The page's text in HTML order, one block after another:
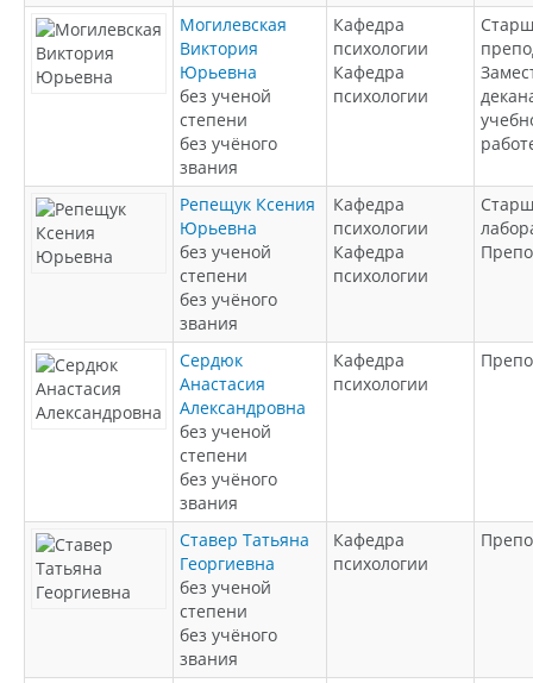
Могилевская
Виктория
Юрьевна
без ученой
степени
без учёного
звания
Кафедра
психологии
Кафедра
психологии
Репещук Ксения
Юрьевна
без ученой
степени
без учёного
звания
Кафедра
психологии
Кафедра
психологии
Сердюк
Анастасия
Александровна
без ученой
степени
без учёного
звания
Кафедра
психологии
Ставер Татьяна
Георгиевна
без ученой
степени
без учёного
звания
Кафедра
психологии